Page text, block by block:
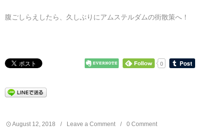
腹ごしらえしたら、久しぶりにアムステルダムの街散策へ！
0
August 12 2018 Leave a Comment 0 Comment